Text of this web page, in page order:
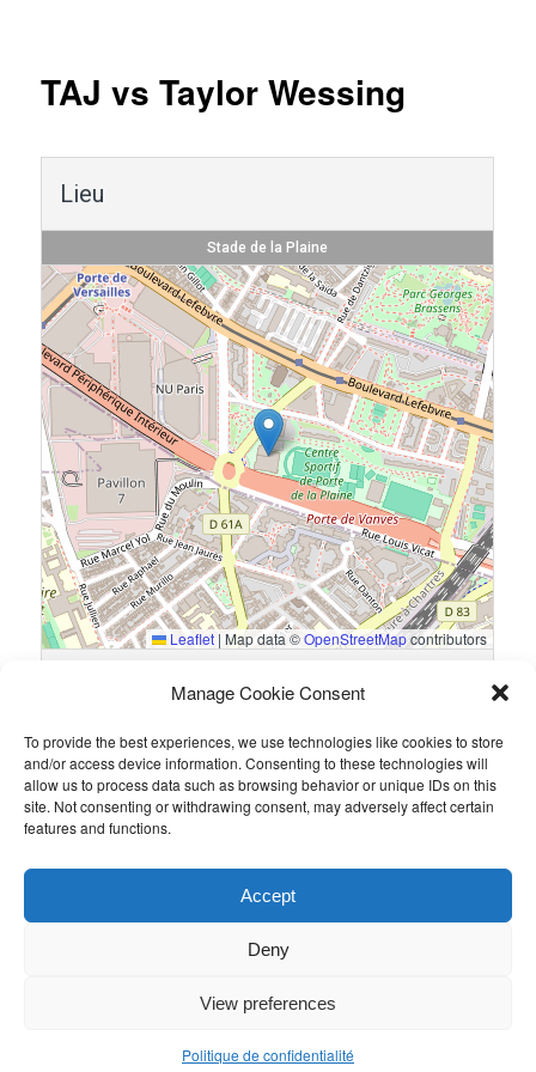
Manage Cookie Consent
To provide the best experiences, we use technologies like cookies to store
and/or access device information. Consenting to these technologies will
allow us to process data such as browsing behavior or unique IDs on this
site. Not consenting or withdrawing consent, may adversely affect certain
features and functions.
Accept
Deny
View preferences
Politique de confidentialité
TAJ vs Taylor Wessing
Lieu
Stade de la Plaine
Leaflet | Map data ©OpenStreetMapcontributors
Résultats
Équipe Goals
Deloitte
Taylor Wessing
0
Ce contenu a été publié parAdmin. Mettez-le en favori avec son
Politique de confidentialité